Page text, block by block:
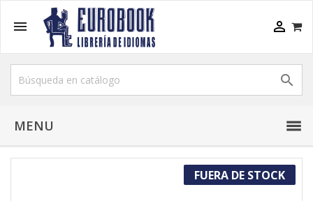
 

MENU
FUERA DE STOCK